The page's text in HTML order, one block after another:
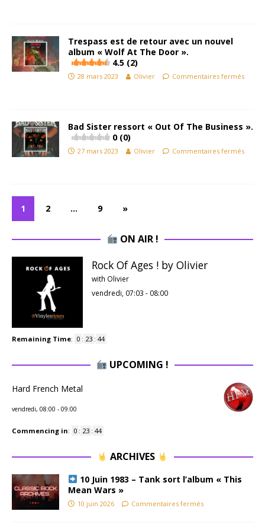
Trespass est de retour avec un nouvel
album « Wolf At The Door ».
4.5 (2)
28 mars 2023 Olivier Commentaires fermés
Bad Sister ressort « Out Of The Business ».
0 (0)
27 mars 2023 Olivier Commentaires fermés
1 2 … 9 »
ON AIR !
Rock Of Ages ! by Olivier
with Olivier
vendredi, 07:03 - 08:00
Remaining Time: 0 : 23 : 43
UPCOMING !
Hard French Metal
vendredi, 08:00 - 09:00
Commencing in: 0 : 23 : 43
ARCHIVES
10 Juin 1983 – Tank sort l’album « This
Mean Wars »
10 juin 2026 Commentaires fermés